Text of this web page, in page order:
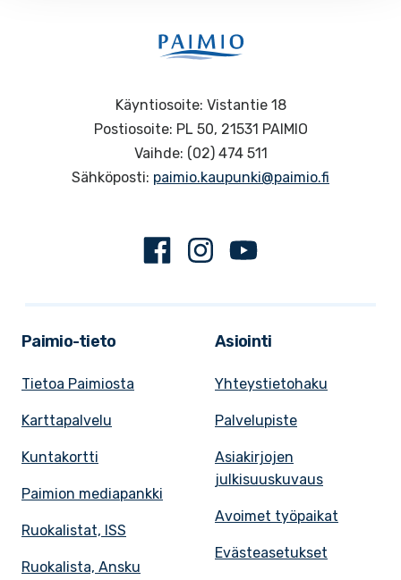
Käyntiosoite: Vistantie 18
Postiosoite: PL 50, 21531 PAIMIO
Vaihde: (02) 474 511
Sähköposti: paimio.kaupunki@paimio.fi
FacebookInstagram
Paimio-tieto
Tietoa Paimiosta
Karttapalvelu
Kuntakortti
Paimion mediapankki
Ruokalistat, ISS
Ruokalista, Ansku
Asiointi
Yhteystietohaku
Palvelupiste
Asiakirjojen
julkisuuskuvaus
Avoimet työpaikat
Evästeasetukset